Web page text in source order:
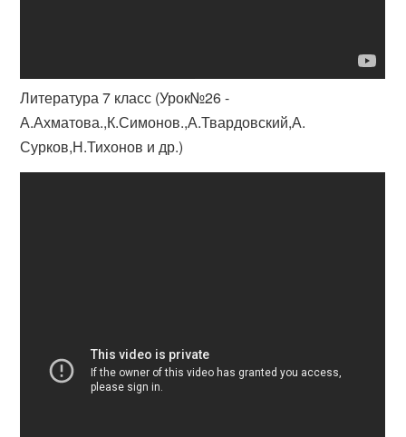
Литература 7 класс (Урок№26 -
А.Ахматова.,К.Симонов.,А.Твардовский,А.
Сурков,Н.Тихонов и др.)